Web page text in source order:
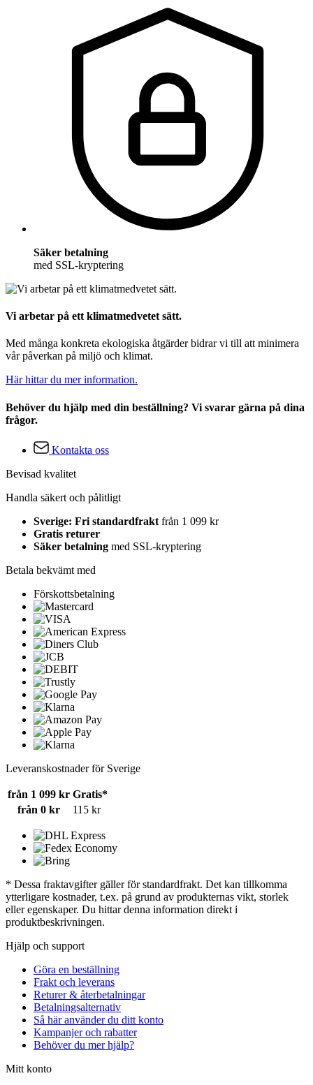
Säker betalning
med SSL-kryptering
Vi arbetar på ett klimatmedvetet sätt.
Med många konkreta ekologiska åtgärder bidrar vi till att minimera
vår påverkan på miljö och klimat.
Här hittar du mer information.
Behöver du hjälp med din beställning? Vi svarar gärna på dina
frågor.
Kontakta oss
Bevisad kvalitet
Handla säkert och pålitligt
Sverige: Fri standardfrakt från 1 099 kr
Gratis returer
Säker betalning med SSL-kryptering
Betala bekvämt med
Förskottsbetalning
Leveranskostnader för Sverige
från 1 099 kr Gratis*
från 0 kr
115 kr
* Dessa fraktavgifter gäller för standardfrakt. Det kan tillkomma
ytterligare kostnader, t.ex. på grund av produkternas vikt, storlek
eller egenskaper. Du hittar denna information direkt i
produktbeskrivningen.
Hjälp och support
Göra en beställning
Frakt och leverans
Returer & återbetalningar
Betalningsalternativ
Så här använder du ditt konto
Kampanjer och rabatter
Behöver du mer hjälp?
Mitt konto